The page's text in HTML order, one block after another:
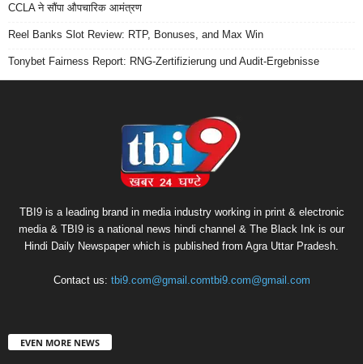
CCLA ने सौंपा औपचारिक आमंत्रण
Reel Banks Slot Review: RTP, Bonuses, and Max Win
Tonybet Fairness Report: RNG-Zertifizierung und Audit-Ergebnisse
TBI9 is a leading brand in media industry working in print & electronic
media & TBI9 is a national news hindi channel & The Black Ink is our
Hindi Daily Newspaper which is published from Agra Uttar Pradesh.
Contact us: tbi9.com@gmail.comtbi9.com@gmail.com
EVEN MORE NEWS